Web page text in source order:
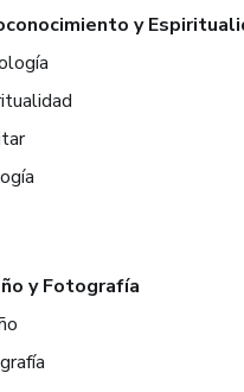
y
y Fotografía